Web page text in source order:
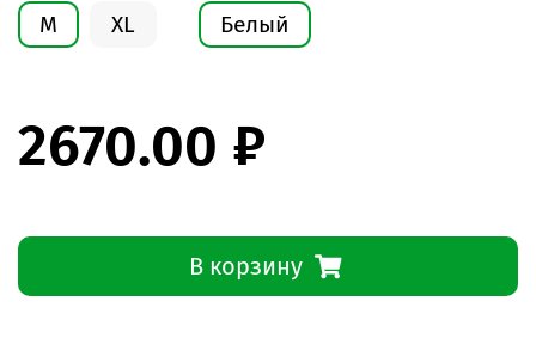
M XL Белый
2670.00 ₽
В корзину